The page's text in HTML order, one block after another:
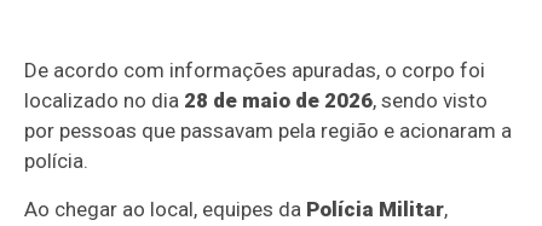
De acordo com informações apuradas, o corpo foi
localizado no dia 28 de maio de 2026, sendo visto
por pessoas que passavam pela região e acionaram a
polícia.
Ao chegar ao local, equipes da Polícia Militar,